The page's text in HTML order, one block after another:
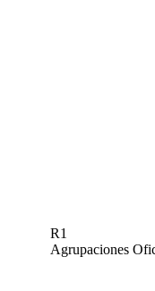
R1
Agrupaciones